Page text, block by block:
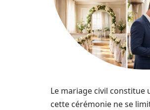
Le mariage civil constitue
cette cérémonie ne se